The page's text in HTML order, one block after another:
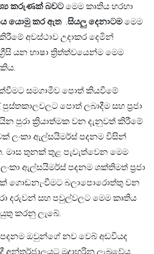
කරුණක් බවටමෙම කෘතිය හරහා
යොමු කර ඇත.සියලු දෙනාටමමෙම
අවස්ථාව උදාකර දෙමින්
යන භාෂා ත්‍රිත්ත්වයෙන්ම මෙම
සමගාමීව පොත් කියවීමේ
පොත් ලබාදීම සහ ප්‍රජා
පුරා ක්‍රියාත්මක වන දැනුවත් කිරීමේ
ලංකා ඇල්සයිමර්ස් පදනම විසින්
මාස තුනක් තුළ පැවැත්වෙන මෙම
ඇල්සයිමර්ස් පදනම ශක්තිමත් ප්‍රජා
ගොඩනැංවීමට බලාපොරොත්තු වන
දරුවන් සහ පවුල්වලට මෙම කෘතිය
කරනු ලැබේ.
ඔවුන්ගේ නව වෙබ් අඩවියද
අන්තර්ජාලයට මුදාහරිනු ලැබුවේය.